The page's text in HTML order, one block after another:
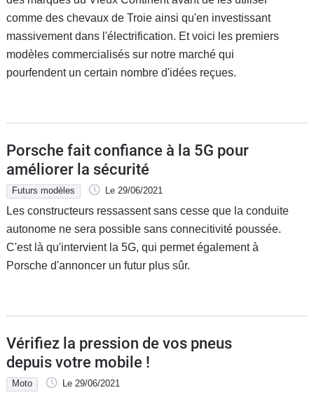
comme des chevaux de Troie ainsi qu'en investissant
massivement dans l'électrification. Et voici les premiers
modèles commercialisés sur notre marché qui
pourfendent un certain nombre d'idées reçues.
Porsche fait confiance à la 5G pour
améliorer la sécurité
Futurs modèles Le 29/06/2021
Les constructeurs ressassent sans cesse que la conduite
autonome ne sera possible sans connecitivité poussée.
C'est là qu'intervient la 5G, qui permet également à
Porsche d'annoncer un futur plus sûr.
Vérifiez la pression de vos pneus
depuis votre mobile !
Moto Le 29/06/2021